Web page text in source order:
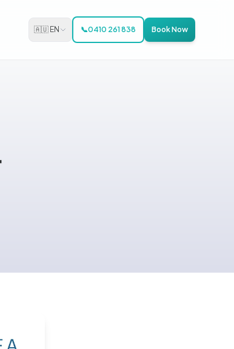
🇦🇺 EN 📞0410 261 838 Book Now